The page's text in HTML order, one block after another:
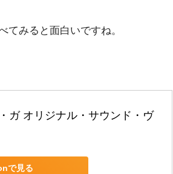
てみると面白いですね。
ガ オリジナル・サウンド・ヴ
で見る